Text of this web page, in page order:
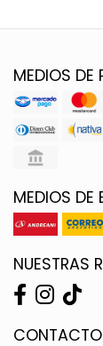
MEDIOS DE
MEDIOS DE
NUESTRAS
CONTACTO